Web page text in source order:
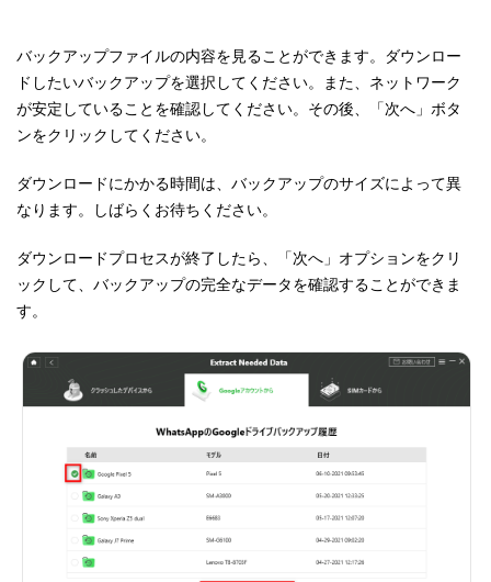
バックアップファイルの内容を見ることができます。ダウンロー
ドしたいバックアップを選択してください。また、ネットワーク
が安定していることを確認してください。その後、「次へ」ボタ
ンをクリックしてください。
ダウンロードにかかる時間は、バックアップのサイズによって異
なります。しばらくお待ちください。
ダウンロードプロセスが終了したら、「次へ」オプションをクリ
ックして、バックアップの完全なデータを確認することができま
す。